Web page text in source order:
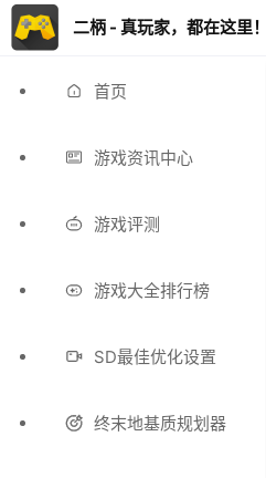
二柄 - 真玩家，都在这里！
首页
游戏资讯中心
游戏评测
游戏大全排行榜
SD最佳优化设置
终末地基质规划器